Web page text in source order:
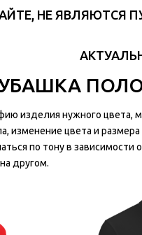
НЕ
ПОЛО
изделия нужного цвета,
изменение цвета и
по тону в зависимости
другом.